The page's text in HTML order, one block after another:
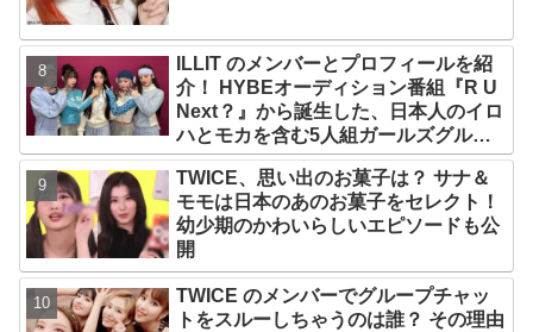
ILLIT のメンバーとプロフィールを紹
介！ HYBEオーディション番組『R U
Next？』から誕生した、日本人のイロ
ハとモカを含む5人組ガールズグルー
プ！ デビュー曲「Magnetic」がいき
なりの大ヒット
TWICE、思い出のお菓子は？ サナ＆
モモは日本のあのお菓子をセレクト！
幼少期のかわいらしいエピソードも公
開
TWICE のメンバーでグループチャッ
トをスルーしちゃうのは誰？ その理由